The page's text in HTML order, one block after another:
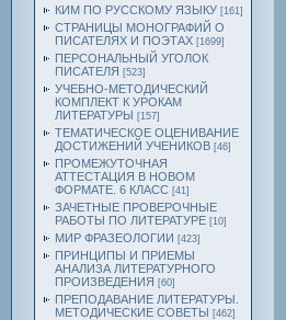
КИМ ПО РУССКОМУ ЯЗЫКУ [161]
СТРАНИЦЫ МОНОГРАФИЙ О
ПИСАТЕЛЯХ И ПОЭТАХ [1699]
ПЕРСОНАЛЬНЫЙ УГОЛОК
ПИСАТЕЛЯ [523]
УЧЕБНО-МЕТОДИЧЕСКИЙ
КОМПЛЕКТ К УРОКАМ
ЛИТЕРАТУРЫ [157]
ТЕМАТИЧЕСКОЕ ОЦЕНИВАНИЕ
ДОСТИЖЕНИЙ УЧЕНИКОВ [46]
ПРОМЕЖУТОЧНАЯ
АТТЕСТАЦИЯ В НОВОМ
ФОРМАТЕ. 6 КЛАСС [41]
ЗАЧЕТНЫЕ ПРОВЕРОЧНЫЕ
РАБОТЫ ПО ЛИТЕРАТУРЕ [10]
МИР ФРАЗЕОЛОГИИ [423]
ПРИНЦИПЫ И ПРИЕМЫ
АНАЛИЗА ЛИТЕРАТУРНОГО
ПРОИЗВЕДЕНИЯ [60]
ПРЕПОДАВАНИЕ ЛИТЕРАТУРЫ.
МЕТОДИЧЕСКИЕ СОВЕТЫ [462]